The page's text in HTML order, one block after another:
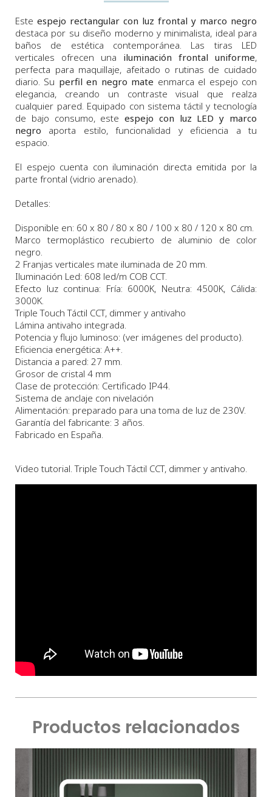
Este espejo rectangular con luz frontal y marco negro
destaca por su diseño moderno y minimalista, ideal para
baños de estética contemporánea. Las tiras LED
verticales ofrecen una iluminación frontal uniforme,
perfecta para maquillaje, afeitado o rutinas de cuidado
diario. Su perfil en negro mate enmarca el espejo con
elegancia, creando un contraste visual que realza
cualquier pared. Equipado con sistema táctil y tecnología
de bajo consumo, esteespejo con luz LED y marco
negro aporta estilo, funcionalidad y eficiencia a tu
espacio.
El espejo cuenta con iluminación directa emitida por la
parte frontal (vidrio arenado).
Detalles:
Disponible en: 60 x 80 / 80 x 80 / 100 x 80 / 120 x 80 cm.
Marco termoplástico recubierto de aluminio de color
negro.
2 Franjas verticales mate iluminada de 20 mm.
Iluminación Led: 608 led/m COB CCT.
Efecto luz continua: Fría: 6000K, Neutra: 4500K, Cálida:
3000K.
Triple Touch Táctil CCT, dimmer y antivaho
Lámina antivaho integrada.
Potencia y flujo luminoso: (ver imágenes del producto).
Eficiencia energética: A++.
Distancia a pared: 27 mm.
Grosor de cristal 4 mm
Clase de protección: Certificado IP44.
Sistema de anclaje con nivelación
Alimentación: preparado para una toma de luz de 230V.
Garantía del fabricante: 3 años.
Fabricado en España.
Video tutorial. Triple Touch Táctil CCT, dimmer y antivaho.
Productos relacionados